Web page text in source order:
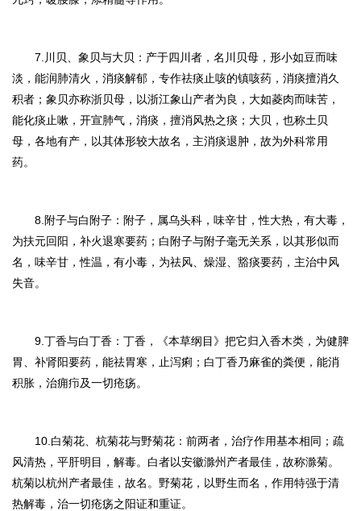
7.川贝、象贝与大贝： 产于四川者，名川贝母，形小如豆而味
淡，能润肺清火，消痰解郁，专作祛痰止咳的镇咳药，消痰擅消久
积者；象贝亦称浙贝母，以浙江象山产者为良，大如菱肉而味苦，
能化痰止嗽，开宣肺气，消痰，擅消风热之痰；大贝，也称土贝
母，各地有产，以其体形较大故名，主消痰退肿，故为外科常用
药。
8.附子与白附子： 附子，属乌头科，味辛甘，性大热，有大毒，
为扶元回阳，补火退寒要药；白附子与附子毫无关系，以其形似而
名，味辛甘，性温，有小毒，为祛风、燥湿、豁痰要药，主治中风
失音。
9.丁香与白丁香： 丁香，《本草纲目》把它归入香木类，为健脾
胃、补肾阳要药，能祛胃寒，止泻痢；白丁香乃麻雀的粪便，能消
积胀，治痈疖及一切疮疡。
10.白菊花、杭菊花与野菊花： 前两者，治疗作用基本相同；疏
风清热，平肝明目，解毒。白者以安徽滁州产者最佳，故称滁菊。
杭菊以杭州产者最佳，故名。野菊花，以野生而名，作用特强于清
热解毒，治一切疮疡之阳证和重证。